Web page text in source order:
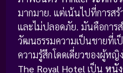
มากมาย. แต่เน้นไปที่การสร้
และไม่ปลอดภัย. มันคือการ
วัฒนธรรมความเป็นชายที่เ
ความรู้สึกโดดเดี่ยวของผู้ห
The Royal Hotelเป็น หนั